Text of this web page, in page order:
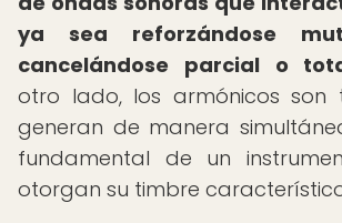
ya sea reforzándose
cancelándose parcial o
otro lado, los armónicos son
generan de manera
fundamental de un
otorgan su timbre